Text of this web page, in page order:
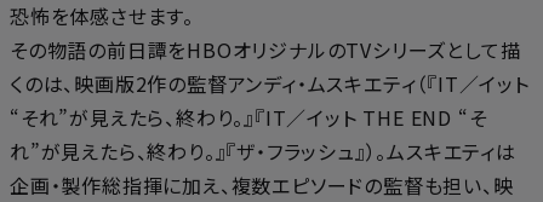
恐怖を体感させます。
その物語の前日譚をHBOオリジナルのTVシリーズとして描
くのは、映画版2作の監督アンディ・ムスキエティ（『IT／イット
“それ”が見えたら、終わり。』『IT／イット THE END “そ
れ”が見えたら、終わり。』『ザ・フラッシュ』）。ムスキエティは
企画・製作総指揮に加え、複数エピソードの監督も担い、映